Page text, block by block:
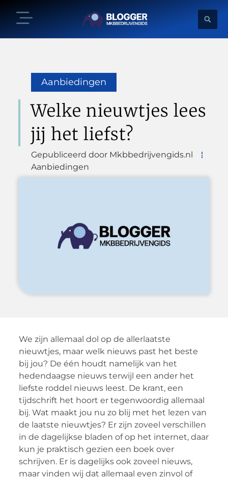
Aanbiedingen
Welke nieuwtjes lees
jij het liefst?
Gepubliceerd door Mkbbedrijvengids.nl
Aanbiedingen
We zijn allemaal dol op de allerlaatste
nieuwtjes, maar welk nieuws past het beste
bij jou? De één houdt namelijk van het
hedendaagse nieuws terwijl een ander het
liefste roddel nieuws leest. De krant, een
tijdschrift het hoort er tegenwoordig allemaal
bij. Wat maakt jou nu zo blij met het lezen van
de laatste nieuwtjes? Er zijn zoveel verschillen
in de dagelijkse bladen of op het internet, daar
kun je praktisch gezien een boek over
schrijven. Er is dagelijks ook zoveel nieuws,
maar vinden wij dat allemaal even zinvol of